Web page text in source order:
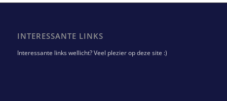
INTERESSANTE LINKS
Interessante links wellicht? Veel plezier op deze site :)